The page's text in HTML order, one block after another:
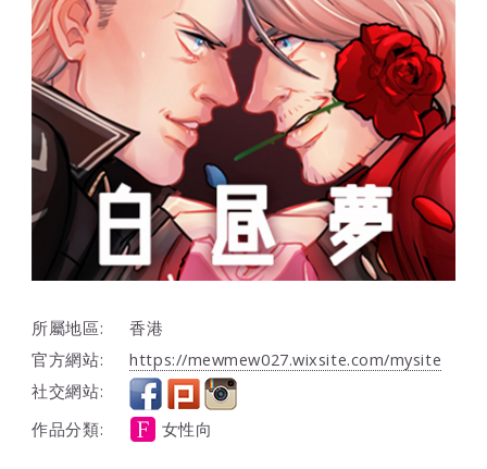
所屬地區:
香港
官方網站:
https://mewmew027.wixsite.com/mysite
社交網站:
作品分類:
女性向